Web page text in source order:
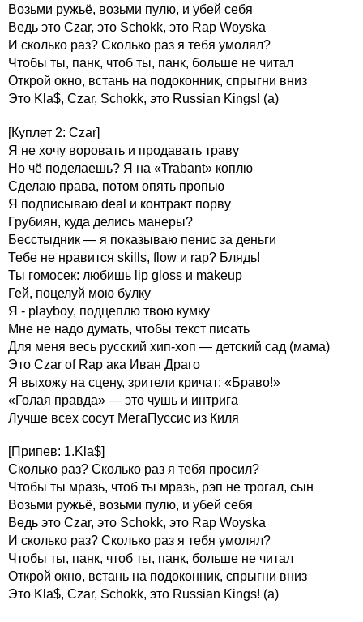
Возьми ружьё, возьми пулю, и убей себя
Ведь это Czar, это Schokk, это Rap Woyska
И сколько раз? Сколько раз я тебя умолял?
Чтобы ты, панк, чтоб ты, панк, больше не читал
Открой окно, встань на подоконник, спрыгни вниз
Это Kla$, Czar, Schokk, это Russian Kings! (а)
[Куплет 2: Czar]
Я не хочу воровать и продавать траву
Но чё поделаешь? Я на «Trabant» коплю
Сделаю права, потом опять пропью
Я подписываю deal и контракт порву
Грубиян, куда делись манеры?
Бесстыдник — я показываю пенис за деньги
Тебе не нравится skills, flow и rap? Блядь!
Ты гомосек: любишь lip gloss и makeup
Гей, поцелуй мою булку
Я - playboy, подцеплю твою кумку
Мне не надо думать, чтобы текст писать
Для меня весь русский хип-хоп — детский сад (мама)
Это Czar of Rap ака Иван Драго
Я выхожу на сцену, зрители кричат: «Браво!»
«Голая правда» — это чушь и интрига
Лучше всех сосут МегаПуссис из Киля
[Припев: 1.Kla$]
Сколько раз? Сколько раз я тебя просил?
Чтобы ты мразь, чтоб ты мразь, рэп не трогал, сын
Возьми ружьё, возьми пулю, и убей себя
Ведь это Czar, это Schokk, это Rap Woyska
И сколько раз? Сколько раз я тебя умолял?
Чтобы ты, панк, чтоб ты, панк, больше не читал
Открой окно, встань на подоконник, спрыгни вниз
Это Kla$, Czar, Schokk, это Russian Kings! (а)